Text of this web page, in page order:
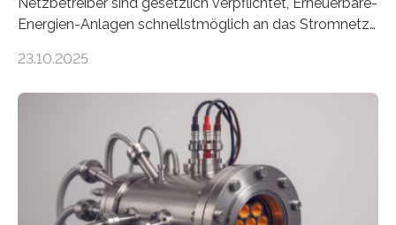
Energien-Anlagen schnellstmöglich an das Stromnetz
ermöglichen. Doch der dafür nötige Netzausbau hinkt
einem „Anschlussstau“. Die Stiftung
Umweltenergierecht hat den Rechtsrahmen in einem
neuen Bericht für die Praxis eingeordnet – inklusive der
Rolle von flexiblen Netzanschlussvereinbarungen. Der
Netzanschluss von Erneuerbare-Energien-Anlagen
(EE-Anlagen) ist entscheidend für die Energiewende.
23.10.2025